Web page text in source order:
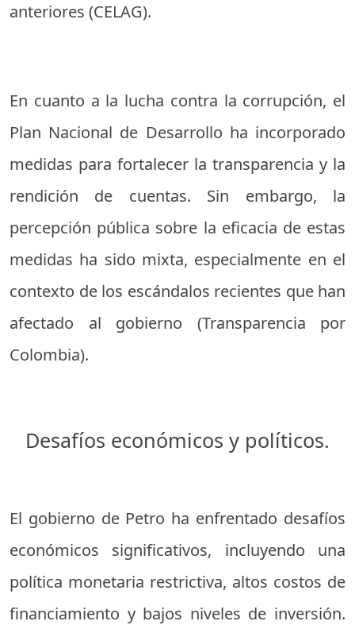
anteriores (CELAG).
En cuanto a la lucha contra la corrupción, el
Plan Nacional de Desarrollo ha incorporado
medidas para fortalecer la transparencia y la
rendición de cuentas. Sin embargo, la
percepción pública sobre la eficacia de estas
medidas ha sido mixta, especialmente en el
contexto de los escándalos recientes que han
afectado al gobierno (Transparencia por
Colombia).
Desafíos económicos y políticos.
El gobierno de Petro ha enfrentado desafíos
económicos significativos, incluyendo una
política monetaria restrictiva, altos costos de
financiamiento y bajos niveles de inversión.